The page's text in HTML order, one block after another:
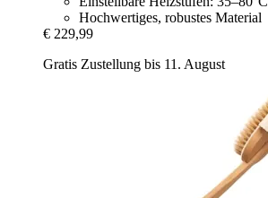
Hochwertiges, robustes Material
€ 229,99
Gratis Zustellung bis 11. August